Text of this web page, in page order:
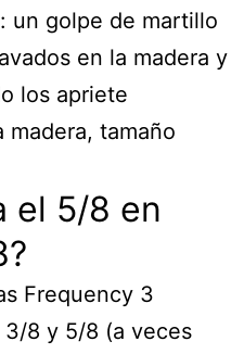
un golpe de martillo
en la madera y
los apriete
madera, tamaño
el 5/8 en
Frequency 3
8 y 5/8 (a veces